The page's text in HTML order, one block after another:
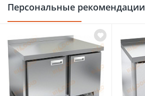
Персональные рекомендации